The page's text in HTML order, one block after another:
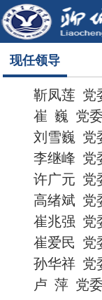
现任领导
靳凤莲 党
崔 巍 党
刘雪巍 党
李继峰 党
许广元 党
高绪斌 党
崔兆强 党
崔爱民 党
孙华祥 党
卢 萍 党